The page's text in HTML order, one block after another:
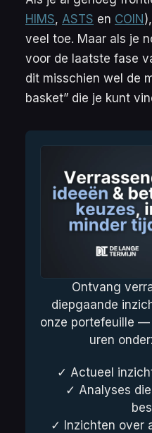
HIMS, ASTS en COIN
veel toe. Maar als je
voor de laatste fase
dit misschien wel de
basket” die je kunt
Ontvang
diepgaande
onze portefeuille
uren
✓ Actueel
✓ Analyses
✓ Inzichten over